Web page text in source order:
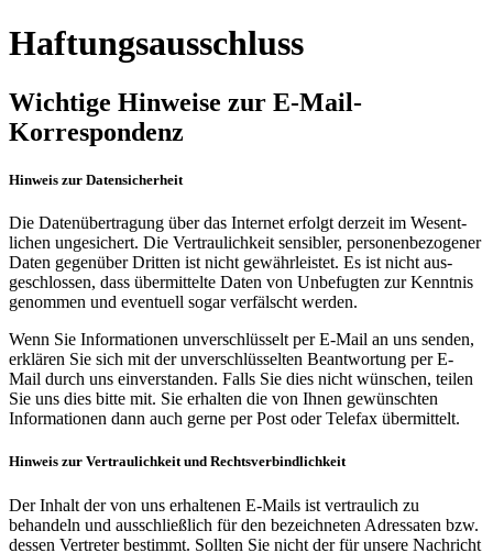
Haftungsausschluss
Wichtige Hinweise zur E-Mail-
Korrespondenz
Hinweis zur Datensicherheit
Die Daten­übertragung über das Internet erfolgt derzeit im Wesent­
lichen ungesichert. Die Vertraulich­keit sensibler, personen­bezogener
Daten gegen­über Dritten ist nicht gewähr­leistet. Es ist nicht aus­
geschlossen, dass über­mittelte Daten von Unbefugten zur Kenntnis
genommen und eventuell sogar verfälscht werden.
Wenn Sie Informationen unver­schlüsselt per E-Mail an uns senden,
erklären Sie sich mit der unver­schlüsselten Beant­wortung per E-
Mail durch uns einver­standen. Falls Sie dies nicht wünschen, teilen
Sie uns dies bitte mit. Sie erhalten die von Ihnen gewünschten
Informa­tionen dann auch gerne per Post oder Telefax über­mittelt.
Hinweis zur Vertraulichkeit und Rechtsverbindlichkeit
Der Inhalt der von uns erhaltenen E-Mails ist vertraulich zu
behandeln und ausschließlich für den bezeichneten Adressaten bzw.
dessen Vertreter bestimmt. Sollten Sie nicht der für unsere Nachricht